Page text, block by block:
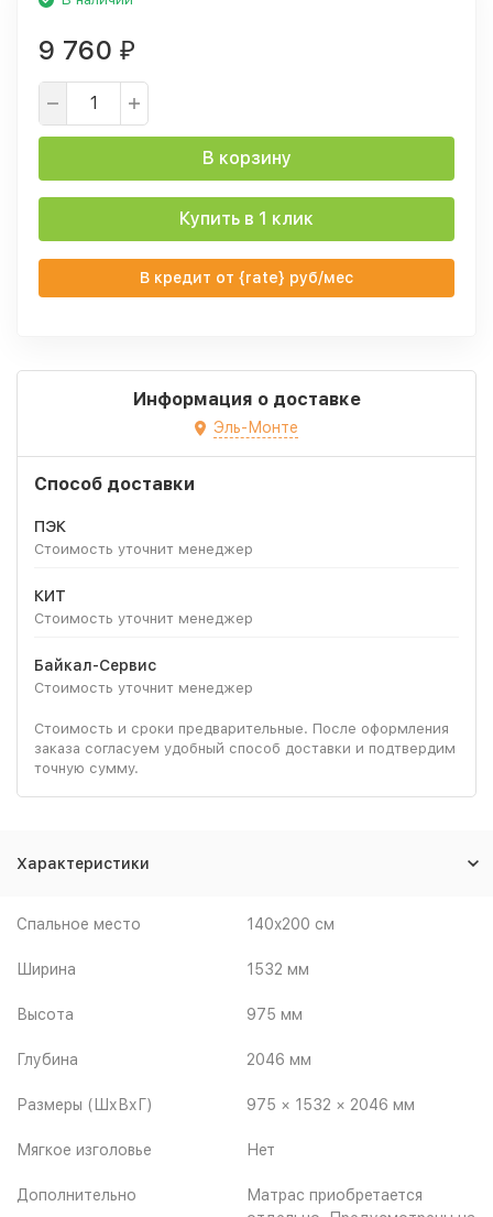
9 760 ₽
В корзину
Купить в 1 клик
В кредит от {rate} руб/мес
Информация о доставке
Эль-Монте
Способ доставки
ПЭК
Стоимость уточнит менеджер
КИТ
Стоимость уточнит менеджер
Байкал-Сервис
Стоимость уточнит менеджер
Стоимость и сроки предварительные. После оформления
заказа согласуем удобный способ доставки и подтвердим
точную сумму.
Характеристики
Спальное место 140x200 см
Ширина 1532 мм
Высота 975 мм
Глубина 2046 мм
Размеры (ШхВхГ) 975 × 1532 × 2046 мм
Мягкое изголовье Нет
Дополнительно
Матрас приобретается